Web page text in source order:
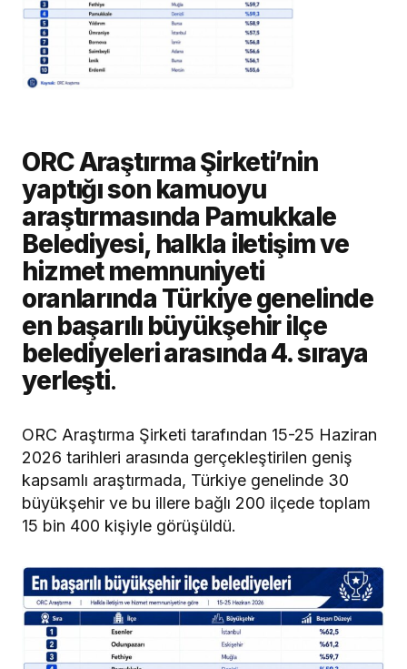
ORC Araştırma Şirketi’nin
yaptığı son kamuoyu
araştırmasında Pamukkale
Belediyesi, halkla iletişim ve
hizmet memnuniyeti
oranlarında Türkiye genelinde
en başarılı büyükşehir ilçe
belediyeleri arasında 4. sıraya
yerleşti.
ORC Araştırma Şirketi tarafından 15-25 Haziran
2026 tarihleri arasında gerçekleştirilen geniş
kapsamlı araştırmada, Türkiye genelinde 30
büyükşehir ve bu illere bağlı 200 ilçede toplam
15 bin 400 kişiyle görüşüldü.